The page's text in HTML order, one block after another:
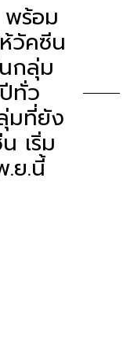
ร้อม
วัคซีน
กลุ่ม
ทั่ว
มที่ยัง
เริ่ม
ย.นี้